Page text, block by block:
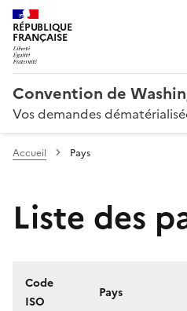
RÉPUBLIQUE
FRANÇAISE
Convention de
Vos demandes
Accueil Pays
Liste des
Code
ISO
Pays